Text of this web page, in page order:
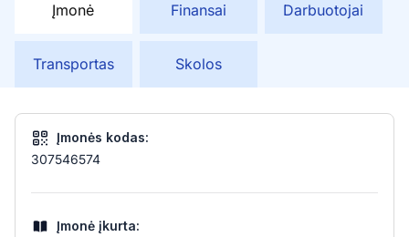
Įmonė Finansai Darbuotojai
Transportas Skolos
Įmonės kodas:
307546574
Įmonė įkurta: